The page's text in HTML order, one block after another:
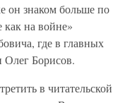
он знаком больше по
на войне»
где в главных
Олег Борисов.
в читательской